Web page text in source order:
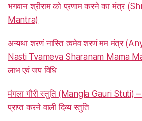
भगवान श्रीराम को प्रणाम करने का मंत्र
Mantra)
अन्यथा शरणं नास्ति त्वमेव शरणं मम मंत्र
Nasti Tvameva Sharanam Mama
लाभ एवं जप विधि
मंगला गौरी स्तुति (Mangla Gauri Stuti) –
प्राप्त करने वाली दिव्य स्तुति